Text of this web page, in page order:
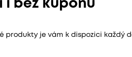
i bez kuponu
produkty je vám k dispozici každý